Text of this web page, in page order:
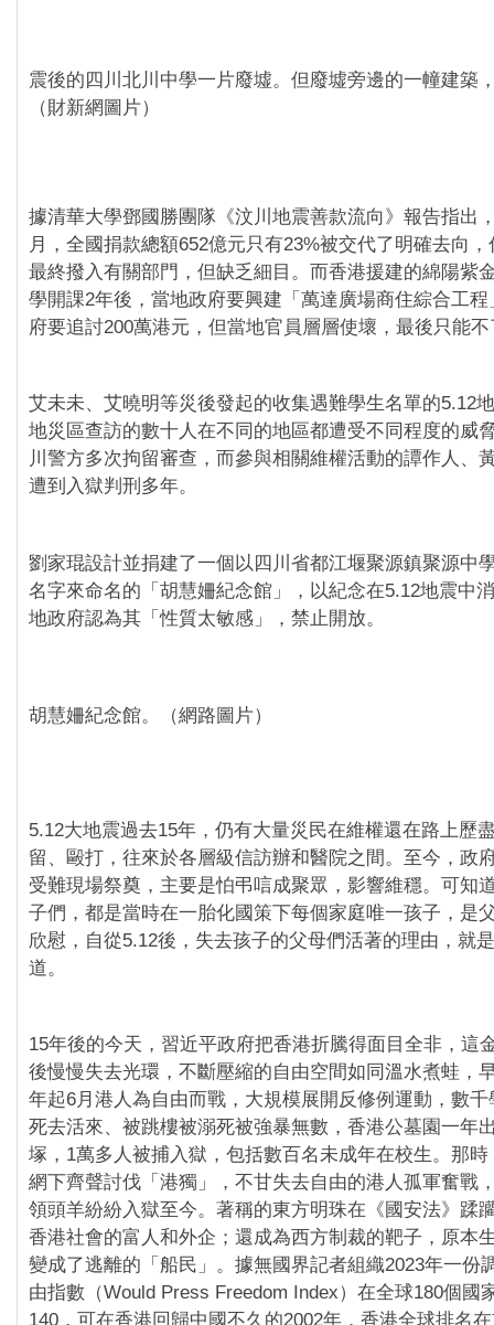
震後的四川北川中學一片廢墟。但廢墟旁邊的一幢建築
（財新網圖片）
據清華大學鄧國勝團隊《汶川地震善款流向》報告指出
月，全國捐款總額652億元只有23%被交代了明確去向
最終撥入有關部門，但缺乏細目。而香港援建的綿陽紫
學開課2年後，當地政府要興建「萬達廣場商住綜合工
府要追討200萬港元，但當地官員層層使壞，最後只能
艾未未、艾曉明等災後發起的收集遇難學生名單的5.12
地災區查訪的數十人在不同的地區都遭受不同程度的威
川警方多次拘留審查，而參與相關維權活動的譚作人、
遭到入獄判刑多年。
劉家琨設計並捐建了一個以四川省都江堰聚源鎮聚源中
名字來命名的「胡慧姍紀念館」，以紀念在5.12地震中
地政府認為其「性質太敏感」，禁止開放。
胡慧姍紀念館。（網路圖片）
5.12大地震過去15年，仍有大量災民在維權還在路上歷
留、毆打，往來於各層級信訪辦和醫院之間。至今，政
受難現場祭奠，主要是怕弔唁成聚眾，影響維穩。可知
子們，都是當時在一胎化國策下每個家庭唯一孩子，是
欣慰，自從5.12後，失去孩子的父母們活著的理由，就
道。
15年後的今天，習近平政府把香港折騰得面目全非，這
後慢慢失去光環，不斷壓縮的自由空間如同溫水煮蛙，
年起6月港人為自由而戰，大規模展開反修例運動，數
死去活來、被跳樓被溺死被強暴無數，香港公墓園一年
塚，1萬多人被捕入獄，包括數百名未成年在校生。那
網下齊聲討伐「港獨」，不甘失去自由的港人孤軍奮戰
領頭羊紛紛入獄至今。著稱的東方明珠在《國安法》蹂
香港社會的富人和外企；還成為西方制裁的靶子，原本
變成了逃離的「船民」。據無國界記者組織2023年一份
由指數（Would Press Freedom Index）在全球180個國
140，可在香港回歸中國不久的2002年，香港全球排名